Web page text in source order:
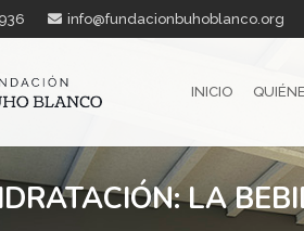
info@fundacionbuhoblanco.org
INICIO
LA